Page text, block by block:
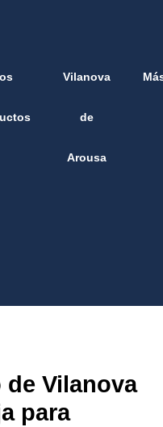
Vilanova
de
Arousa
Vilanova
para